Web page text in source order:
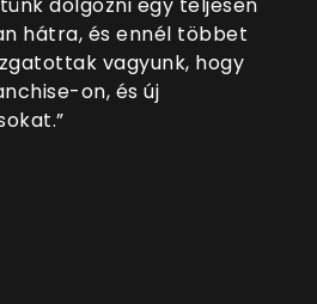
dolgozni egy teljesen
hátra, és ennél többet
vagyunk, hogy
on, és új